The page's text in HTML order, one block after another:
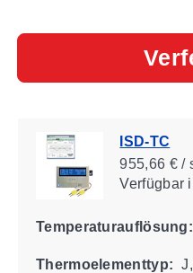
ISD-TC
955,66 € /
Verfügbar
Temperaturauflösung:
Thermoelementtyp: